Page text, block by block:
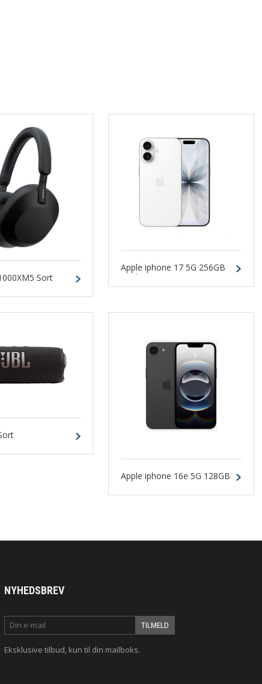
Sort
Apple iphone 17 5G 256GB
Hvid
Apple iphone 16e 5G 128GB
Sort
NYHEDSBREV
Eksklusive tilbud, kun til din mailboks.